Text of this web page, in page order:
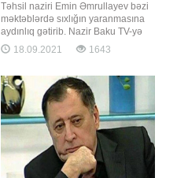
Təhsil naziri Emin Əmrullayev bəzi
məktəblərdə sıxlığın yaranmasına
aydınlıq gətirib. Nazir Baku TV-yə
eksklüziv müsahibəsində bildirib ki,
Azərbaycanda valideynə övladı
seçmək hüququ verilib:. "Valideyn
elektron qeydiyyatdan keçdikdən
sonra bütün sinifləri sistemd
18.09.2021 1643